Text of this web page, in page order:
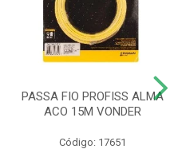
PASSA FIO PROFISS ALMA
ACO 15M VONDER
Código: 17651